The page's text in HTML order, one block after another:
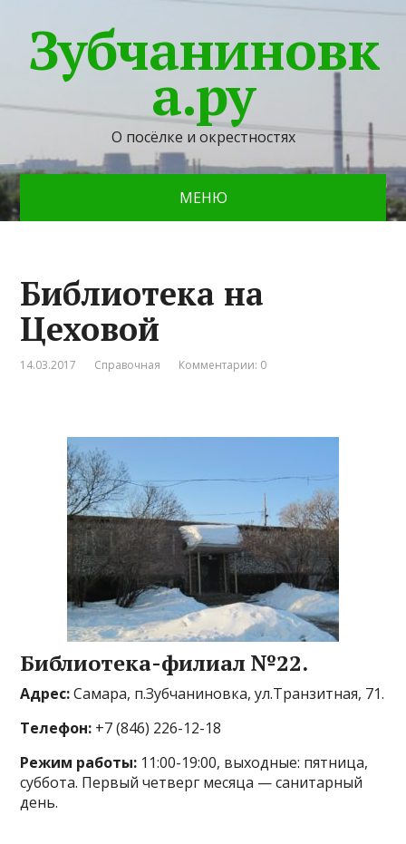
Зубчаниновк
а.ру
О посёлке и окрестностях
МЕНЮ
Библиотека на
Цеховой
14.03.2017 Справочная Комментарии: 0
Библиотека-филиал №22.
Адрес:Самара, п.Зубчаниновка, ул.Транзитная, 71.
Телефон: +7 (846) 226-12-18
Режим работы: 11:00-19:00, выходные: пятница,
суббота. Первый четверг месяца — санитарный
день.